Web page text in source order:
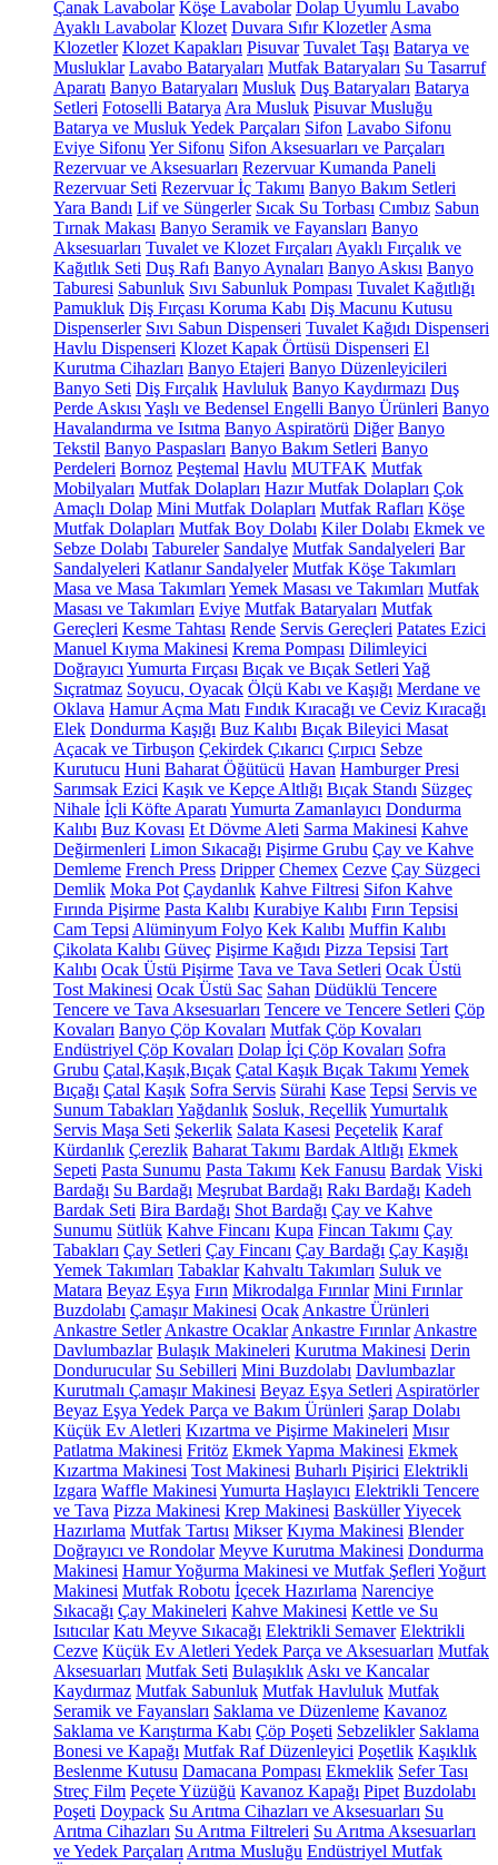
Çanak Lavabolar Köşe Lavabolar Dolap Uyumlu Lavabo
Ayaklı Lavabolar Klozet Duvara Sıfır Klozetler Asma
Klozetler Klozet Kapakları Pisuvar Tuvalet Taşı Batarya ve
Musluklar Lavabo Bataryaları Mutfak Bataryaları Su Tasarruf
Aparatı Banyo Bataryaları Musluk Duş Bataryaları Batarya
Setleri Fotoselli Batarya Ara Musluk Pisuvar Musluğu
Batarya ve Musluk Yedek Parçaları Sifon Lavabo Sifonu
Eviye Sifonu Yer Sifonu Sifon Aksesuarları ve Parçaları
Rezervuar ve Aksesuarları Rezervuar Kumanda Paneli
Rezervuar Seti Rezervuar İç Takımı Banyo Bakım Setleri
Yara Bandı Lif ve Süngerler Sıcak Su Torbası Cımbız Sabun
Tırnak Makası Banyo Seramik ve Fayansları Banyo
Aksesuarları Tuvalet ve Klozet Fırçaları Ayaklı Fırçalık ve
Kağıtlık Seti Duş Rafı Banyo Aynaları Banyo Askısı Banyo
Taburesi Sabunluk Sıvı Sabunluk Pompası Tuvalet Kağıtlığı
Pamukluk Diş Fırçası Koruma Kabı Diş Macunu Kutusu
Dispenserler Sıvı Sabun Dispenseri Tuvalet Kağıdı Dispenseri
Havlu Dispenseri Klozet Kapak Örtüsü Dispenseri El
Kurutma Cihazları Banyo Etajeri Banyo Düzenleyicileri
Banyo Seti Diş Fırçalık Havluluk Banyo Kaydırmazı Duş
Perde Askısı Yaşlı ve Bedensel Engelli Banyo Ürünleri Banyo
Havalandırma ve Isıtma Banyo Aspiratörü Diğer Banyo
Tekstil Banyo Paspasları Banyo Bakım Setleri Banyo
Perdeleri Bornoz Peştemal Havlu MUTFAK Mutfak
Mobilyaları Mutfak Dolapları Hazır Mutfak Dolapları Çok
Amaçlı Dolap Mini Mutfak Dolapları Mutfak Rafları Köşe
Mutfak Dolapları Mutfak Boy Dolabı Kiler Dolabı Ekmek ve
Sebze Dolabı Tabureler Sandalye Mutfak Sandalyeleri Bar
Sandalyeleri Katlanır Sandalyeler Mutfak Köşe Takımları
Masa ve Masa Takımları Yemek Masası ve Takımları Mutfak
Masası ve Takımları Eviye Mutfak Bataryaları Mutfak
Gereçleri Kesme Tahtası Rende Servis Gereçleri Patates Ezici
Manuel Kıyma Makinesi Krema Pompası Dilimleyici
Doğrayıcı Yumurta Fırçası Bıçak ve Bıçak Setleri Yağ
Sıçratmaz Soyucu, Oyacak Ölçü Kabı ve Kaşığı Merdane ve
Oklava Hamur Açma Matı Fındık Kıracağı ve Ceviz Kıracağı
Elek Dondurma Kaşığı Buz Kalıbı Bıçak Bileyici Masat
Açacak ve Tirbuşon Çekirdek Çıkarıcı Çırpıcı Sebze
Kurutucu Huni Baharat Öğütücü Havan Hamburger Presi
Sarımsak Ezici Kaşık ve Kepçe Altlığı Bıçak Standı Süzgeç
Nihale İçli Köfte Aparatı Yumurta Zamanlayıcı Dondurma
Kalıbı Buz Kovası Et Dövme Aleti Sarma Makinesi Kahve
Değirmenleri Limon Sıkacağı Pişirme Grubu Çay ve Kahve
Demleme French Press Dripper Chemex Cezve Çay Süzgeci
Demlik Moka Pot Çaydanlık Kahve Filtresi Sifon Kahve
Fırında Pişirme Pasta Kalıbı Kurabiye Kalıbı Fırın Tepsisi
Cam Tepsi Alüminyum Folyo Kek Kalıbı Muffin Kalıbı
Çikolata Kalıbı Güveç Pişirme Kağıdı Pizza Tepsisi Tart
Kalıbı Ocak Üstü Pişirme Tava ve Tava Setleri Ocak Üstü
Tost Makinesi Ocak Üstü Sac Sahan Düdüklü Tencere
Tencere ve Tava Aksesuarları Tencere ve Tencere Setleri Çöp
Kovaları Banyo Çöp Kovaları Mutfak Çöp Kovaları
Endüstriyel Çöp Kovaları Dolap İçi Çöp Kovaları Sofra
Grubu Çatal,Kaşık,Bıçak Çatal Kaşık Bıçak Takımı Yemek
Bıçağı Çatal Kaşık Sofra Servis Sürahi Kase Tepsi Servis ve
Sunum Tabakları Yağdanlık Sosluk, ReçellikYumurtalık
Servis Maşa Seti Şekerlik Salata Kasesi Peçetelik Karaf
Kürdanlık Çerezlik Baharat Takımı Bardak Altlığı Ekmek
Sepeti Pasta Sunumu Pasta Takımı Kek Fanusu Bardak Viski
Bardağı Su Bardağı Meşrubat Bardağı Rakı Bardağı Kadeh
Bardak Seti Bira Bardağı Shot Bardağı Çay ve Kahve
Sunumu Sütlük Kahve Fincanı Kupa Fincan Takımı Çay
Tabakları Çay Setleri Çay Fincanı Çay Bardağı Çay Kaşığı
Yemek Takımları Tabaklar Kahvaltı Takımları Suluk ve
Matara Beyaz Eşya Fırın Mikrodalga Fırınlar Mini Fırınlar
Buzdolabı Çamaşır Makinesi Ocak Ankastre Ürünleri
Ankastre Setler Ankastre Ocaklar Ankastre Fırınlar Ankastre
Davlumbazlar Bulaşık Makineleri Kurutma Makinesi Derin
Dondurucular Su Sebilleri Mini Buzdolabı Davlumbazlar
Kurutmalı Çamaşır Makinesi Beyaz Eşya Setleri Aspiratörler
Beyaz Eşya Yedek Parça ve Bakım Ürünleri Şarap Dolabı
Küçük Ev Aletleri Kızartma ve Pişirme Makineleri Mısır
Patlatma Makinesi Fritöz Ekmek Yapma Makinesi Ekmek
Kızartma Makinesi Tost Makinesi Buharlı Pişirici Elektrikli
Izgara Waffle Makinesi Yumurta Haşlayıcı Elektrikli Tencere
ve Tava Pizza Makinesi Krep Makinesi BasküllerYiyecek
Hazırlama Mutfak Tartısı Mikser Kıyma Makinesi Blender
Doğrayıcı ve Rondolar Meyve Kurutma Makinesi Dondurma
Makinesi Hamur Yoğurma Makinesi ve Mutfak Şefleri Yoğurt
Makinesi Mutfak Robotu İçecek Hazırlama Narenciye
Sıkacağı Çay Makineleri Kahve Makinesi Kettle ve Su
Isıtıcılar Katı Meyve Sıkacağı Elektrikli Semaver Elektrikli
Cezve Küçük Ev Aletleri Yedek Parça ve Aksesuarları Mutfak
Aksesuarları Mutfak Seti Bulaşıklık Askı ve Kancalar
Kaydırmaz Mutfak Sabunluk Mutfak Havluluk Mutfak
Seramik ve Fayansları Saklama ve Düzenleme Kavanoz
Saklama ve Karıştırma Kabı Çöp Poşeti Sebzelikler Saklama
Bonesi ve Kapağı Mutfak Raf Düzenleyici Poşetlik Kaşıklık
Beslenme Kutusu Damacana Pompası Ekmeklik Sefer Tası
Streç Film Peçete Yüzüğü Kavanoz Kapağı Pipet Buzdolabı
Poşeti Doypack Su Arıtma Cihazları ve Aksesuarları Su
Arıtma Cihazları Su Arıtma Filtreleri Su Arıtma Aksesuarları
ve Yedek Parçaları Arıtma Musluğu Endüstriyel Mutfak